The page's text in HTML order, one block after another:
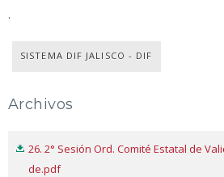
.
SISTEMA DIF JALISCO - DIF
Archivos
26. 2° Sesión Ord. Comité Estatal de
de.pdf